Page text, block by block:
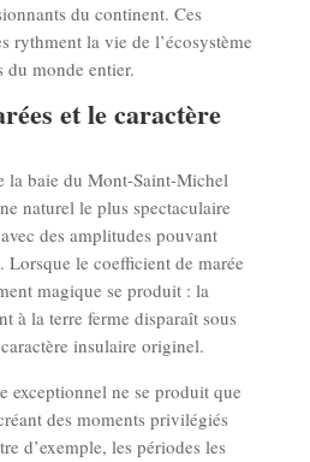
du continent. Ces
rythment la vie de l’écosystème
du monde entier.
et le caractère
la baie du Mont-Saint-Michel
naturel le plus spectaculaire
des amplitudes pouvant
Lorsque le coefficient de marée
magique se produit : la
à la terre ferme disparaît sous
insulaire originel.
exceptionnel ne se produit que
des moments privilégiés
d’exemple, les périodes les